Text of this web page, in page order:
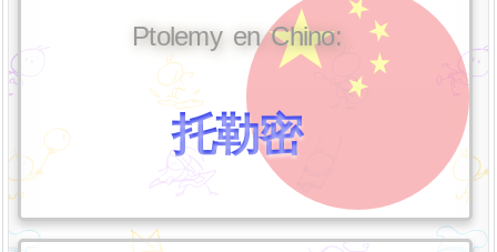
Ptolemy en Chino:
托勒密